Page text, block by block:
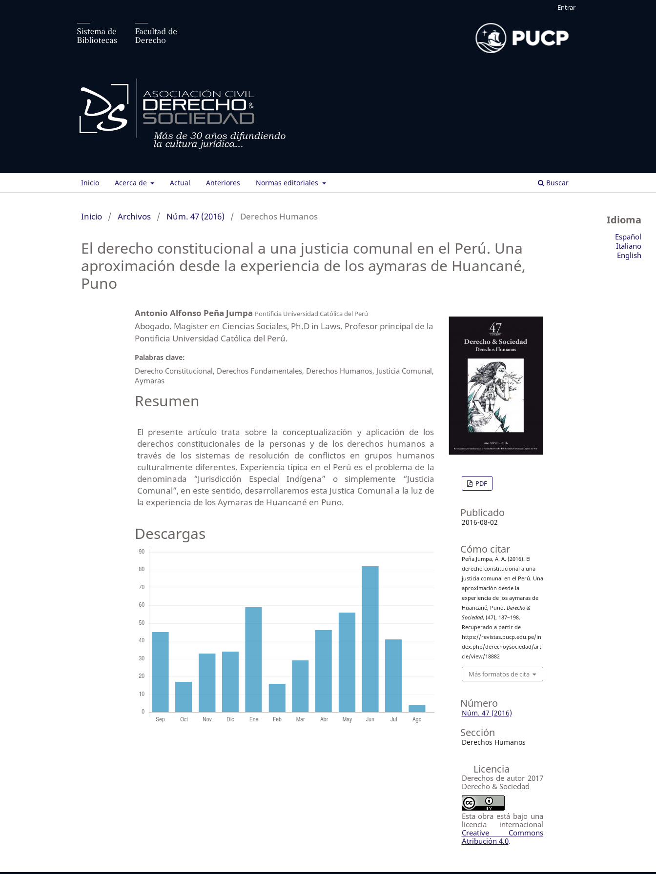
Inicio Acerca de Actual Anteriores Normas editoriales Buscar
Entrar
Inicio / Archivos / Núm. 47 (2016) / Derechos Humanos
El derecho constitucional a una justicia comunal en el Perú. Una
aproximación desde la experiencia de los aymaras de Huancané,
Puno
Antonio Alfonso Peña Jumpa Pontificia Universidad Católica del Perú
Abogado. Magister en Ciencias Sociales, Ph.D in Laws. Profesor principal de la
Pontificia Universidad Católica del Perú.
Palabras clave:
Derecho Constitucional, Derechos Fundamentales, Derechos Humanos, Justicia Comunal,
Aymaras
Resumen
El presente artículo trata sobre la conceptualización y aplicación de los
derechos constitucionales de la personas y de los derechos humanos a
través de los sistemas de resolución de conflictos en grupos humanos
culturalmente diferentes. Experiencia típica en el Perú es el problema de la
denominada “Jurisdicción Especial Indígena” o simplemente “Justicia
Comunal”, en este sentido, desarrollaremos esta Justica Comunal a la luz de
la experiencia de los Aymaras de Huancané en Puno.
Descargas
PDF
Publicado
2016-08-02
Cómo citar
Peña Jumpa, A. A. (2016). El
derecho constitucional a una
justicia comunal en el Perú. Una
aproximación desde la
experiencia de los aymaras de
Huancané, Puno. Derecho &
Sociedad, (47), 187–198.
Recuperado a partir de
https://revistas.pucp.edu.pe/in
dex.php/derechoysociedad/arti
cle/view/18882
Más formatos de cita
Número
Núm. 47 (2016)
Sección
Derechos Humanos
Licencia
Derechos de autor 2017
Derecho & Sociedad
Esta obra está bajo una
licencia internacional
Creative Commons
Atribución 4.0.
Idioma
Español
Italiano
English